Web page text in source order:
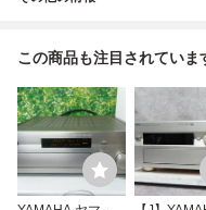
この商品も注目されていま